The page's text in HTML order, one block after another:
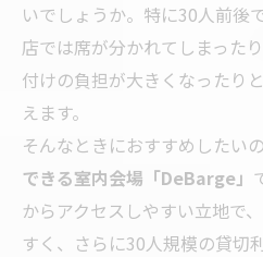
いでしょうか。特に30人前後
店では席が分かれてしまった
付けの負担が大きくなったり
えます。
そんなときにおすすめしたいの
できる室内会場「DeBarge」
からアクセスしやすい立地で
すく、さらに30人規模の貸切